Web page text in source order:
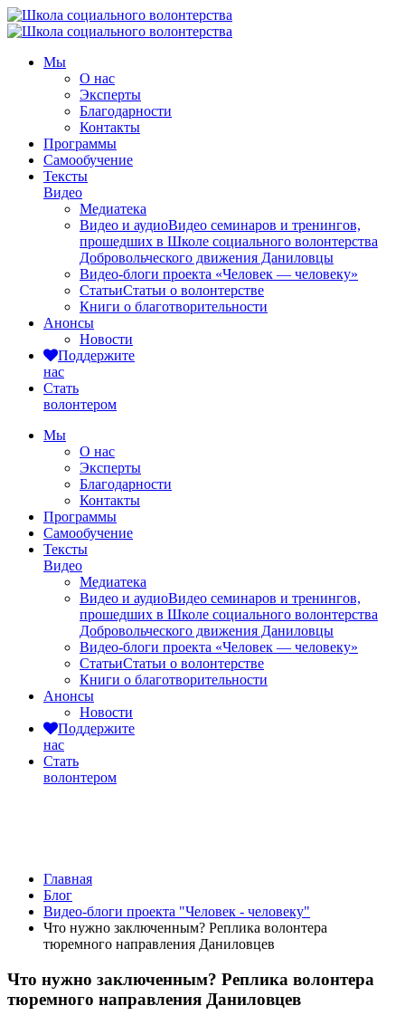
Мы
О нас
Эксперты
Благодарности
Контакты
Программы
Самообучение
Тексты
Видео
Медиатека
Видео и аудиоВидео семинаров и тренингов,
прошедших в Школе социального волонтерства
Добровольческого движения Даниловцы
Видео-блоги проекта «Человек — человеку»
СтатьиСтатьи о волонтерстве
Книги о благотворительности
Анонсы
Новости
Поддержите
нас
Стать
волонтером
Мы
О нас
Эксперты
Благодарности
Контакты
Программы
Самообучение
Тексты
Видео
Медиатека
Видео и аудиоВидео семинаров и тренингов,
прошедших в Школе социального волонтерства
Добровольческого движения Даниловцы
Видео-блоги проекта «Человек — человеку»
СтатьиСтатьи о волонтерстве
Книги о благотворительности
Анонсы
Новости
Поддержите
нас
Стать
волонтером
Главная
Блог
Видео-блоги проекта "Человек - человеку"
Что нужно заключенным? Реплика волонтера
тюремного направления Даниловцев
Что нужно заключенным? Реплика волонтера
тюремного направления Даниловцев